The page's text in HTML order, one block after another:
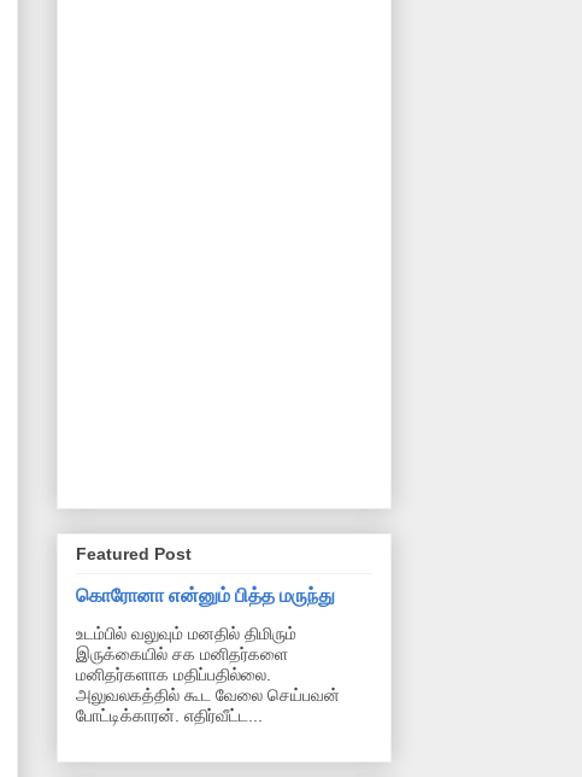
Featured Post
கொரோனா என்னும் பித்த மருந்து
உடம்பில் வலுவும் மனதில் திமிரும்
இருக்கையில் சக மனிதர்களை
மனிதர்களாக மதிப்பதில்லை.
அலுவலகத்தில் கூட வேலை செய்பவன்
போட்டிக்காரன். எதிர்வீட்ட...